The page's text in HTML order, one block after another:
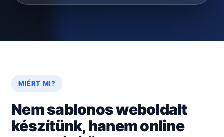
MIÉRT MI?
Nem sablonos weboldalt
készítünk, hanem online